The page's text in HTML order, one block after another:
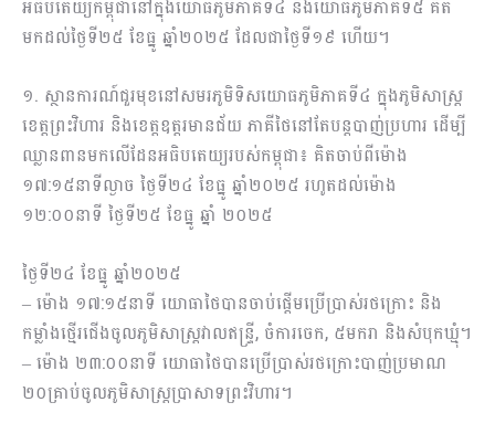
អធិបតេយ្យកម្ពុជានៅក្នុងយោធភូមិភាគទី៤ និងយោធភូមិភាគទី៥ គិត
មកដល់ថ្ងៃទី២៥ ខែធ្នូ ឆ្នាំ២០២៥ ដែលជាថ្ងៃទី១៩ ហើយ។
១. ស្ថានការណ៍ជួរមុខនៅសមរភូមិទិសយោធភូមិភាគទី៤ ក្នុងភូមិសាស្រ្ត
ខេត្តព្រះវិហារ និងខេត្តឧត្តរមានជ័យ ភាគីថៃនៅតែបន្តបាញ់ប្រហារ ដើម្បី
ឈ្លានពានមកលើដែនអធិបតេយ្យរបស់កម្ពុជា៖ គិតចាប់ពីម៉ោង
១៧:១៥នាទីល្ងាច ថ្ងៃទី២៤ ខែធ្នូ ឆ្នាំ២០២៥ រហូតដល់ម៉ោង
១២:០០នាទី ថ្ងៃទី២៥ ខែធ្នូ ឆ្នាំ ២០២៥
ថ្ងៃទី២៤ ខែធ្នូ ឆ្នាំ២០២៥
– ម៉ោង ១៧:១៥នាទី យោធាថៃបានចាប់ផ្តើមប្រើប្រាស់រថក្រោះ និង
កម្លាំងថ្មើរជើងចូលភូមិសាស្ត្រវាលឥន្ទ្រី, ចំការចេក, ៥មករា និងសំបុកឃ្មុំ។
– ម៉ោង ២៣:០០នាទី យោធាថៃបានប្រើប្រាស់រថក្រោះបាញ់ប្រមាណ
២០គ្រាប់ចូលភូមិសាស្ត្រប្រាសាទព្រះវិហារ។